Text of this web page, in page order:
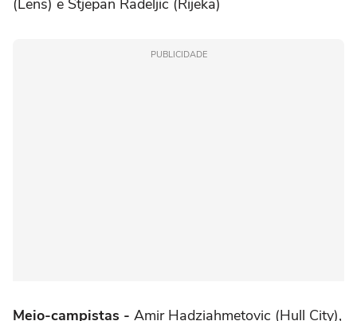
(Lens) e Stjepan Radeljic (Rijeka)
PUBLICIDADE
Meio-campistas - Amir Hadziahmetovic (Hull City),